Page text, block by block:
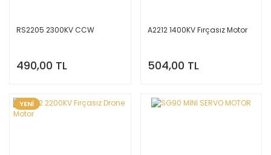
RS2205 2300KV CCW
490,00 TL
A2212 1400KV Fırçasız Motor
504,00 TL
YENİ